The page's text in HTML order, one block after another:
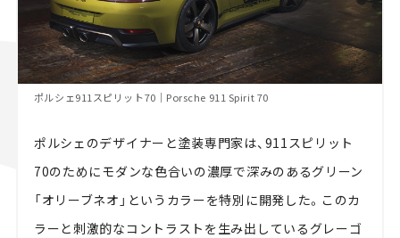
ポルシェ911スピリット70｜Porsche 911 Spirit 70
ポルシェのデザイナーと塗装専門家は、911スピリット
70のためにモダンな色合いの濃厚で深みのあるグリーン
「オリーブネオ」というカラーを特別に開発した。このカ
ラーと刺激的なコントラストを生み出しているグレーゴ